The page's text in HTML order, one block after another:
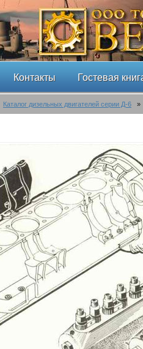
Контакты Гостевая
Каталог дизельных двигателей серии Д-6